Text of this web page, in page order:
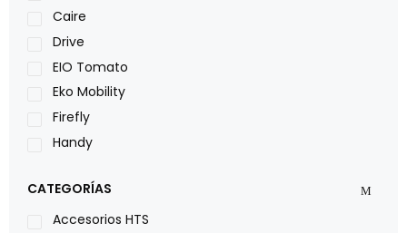
Caire
Drive
EIO Tomato
Eko Mobility
Firefly
Handy
Leggero
Lumex
CATEGORÍAS
Accesorios HTS